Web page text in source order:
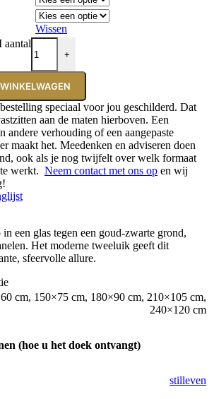
Wissen
aantal
+
speciaal voor jou geschilderd. Dat
aan de maten hierboven. Een
andere verhouding of een aangepaste
maakt het. Meedenken en adviseren doen
ook als je nog twijfelt over welk formaat
werkt. Neem contact met ons op en wij
een glas tegen een goud-zwarte grond,
Het moderne tweeluik geeft dit
sfeervolle allure.
cm, 150×75 cm, 180×90 cm, 210×105 cm,
240×120 cm
(hoe u het doek ontvangt)
stilleven